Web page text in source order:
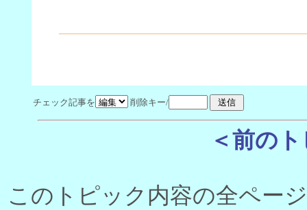
チェック記事を 削除キー/
＜前の
このトピック内容の全ペー